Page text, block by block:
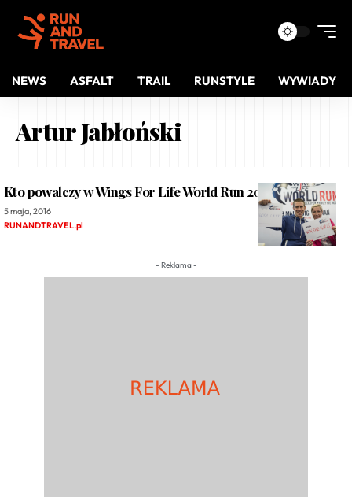
NEWS ASFALT TRAIL RUNSTYLE WYWIADY
Artur Jabłoński
Kto powalczy w Wings For Life World Run 2016?
5 maja, 2016
RUNANDTRAVEL.pl
- Reklama -